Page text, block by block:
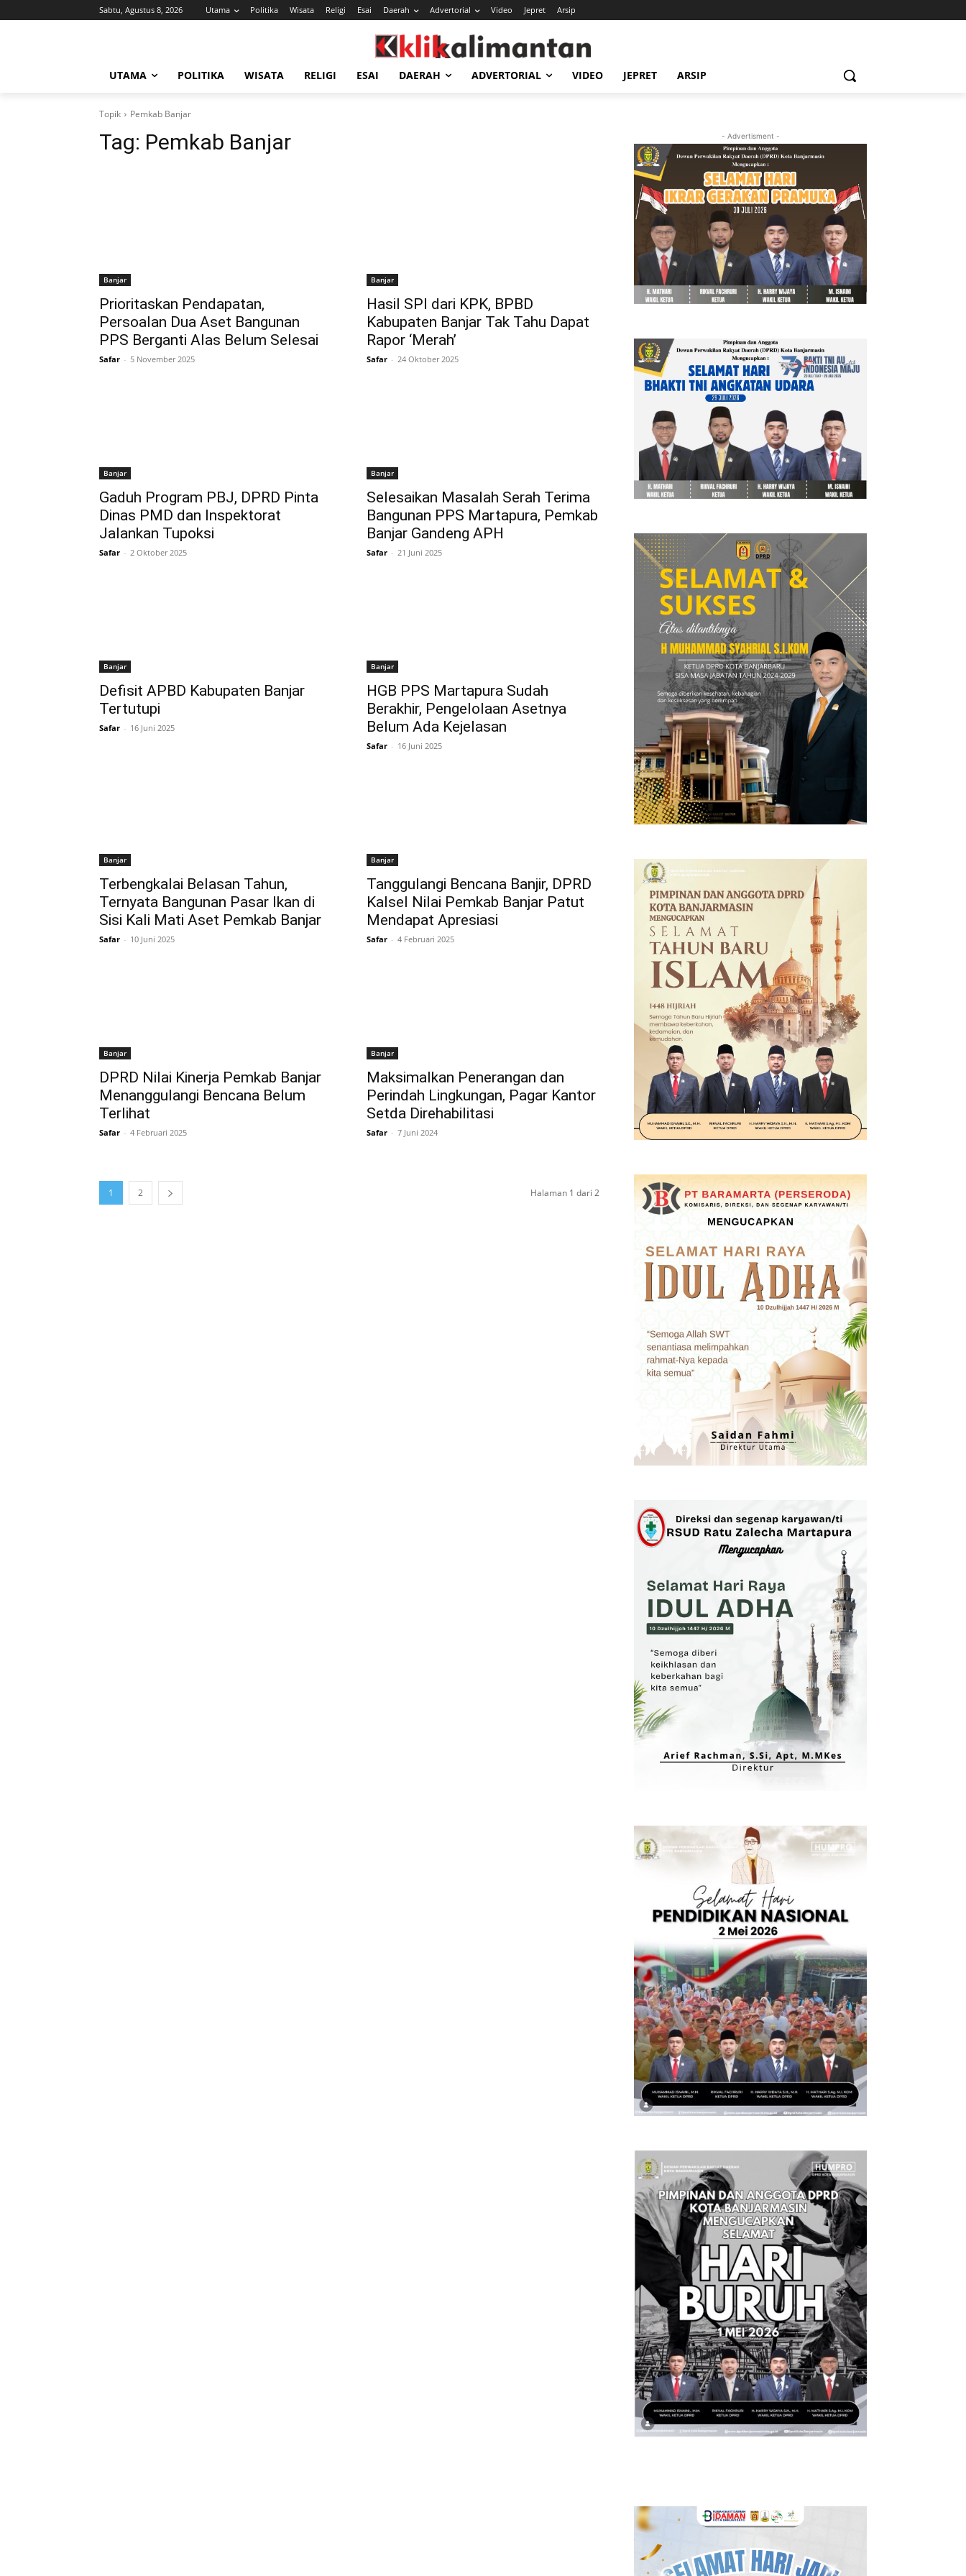
Sabtu, Agustus 8, 2026 Utama Politika Wisata Religi Esai Daerah Advertorial Video Jepret Arsip
UTAMA POLITIKA WISATA RELIGI ESAI DAERAH ADVERTORIAL VIDEO JEPRET ARSIP
Topik Pemkab Banjar
Tag: Pemkab Banjar
Banjar
Prioritaskan Pendapatan,
Persoalan Dua Aset Bangunan
PPS Berganti Alas Belum Selesai
Safar - 5 November 2025
Banjar
Hasil SPI dari KPK, BPBD
Kabupaten Banjar Tak Tahu Dapat
Rapor ‘Merah’
Safar - 24 Oktober 2025
Banjar
Gaduh Program PBJ, DPRD Pinta
Dinas PMD dan Inspektorat
Jalankan Tupoksi
Safar - 2 Oktober 2025
Banjar
Selesaikan Masalah Serah Terima
Bangunan PPS Martapura, Pemkab
Banjar Gandeng APH
Safar - 21 Juni 2025
Banjar
Defisit APBD Kabupaten Banjar
Tertutupi
Safar - 16 Juni 2025
Banjar
HGB PPS Martapura Sudah
Berakhir, Pengelolaan Asetnya
Belum Ada Kejelasan
Safar - 16 Juni 2025
Banjar
Terbengkalai Belasan Tahun,
Ternyata Bangunan Pasar Ikan di
Sisi Kali Mati Aset Pemkab Banjar
Safar - 10 Juni 2025
Banjar
Tanggulangi Bencana Banjir, DPRD
Kalsel Nilai Pemkab Banjar Patut
Mendapat Apresiasi
Safar - 4 Februari 2025
Banjar
DPRD Nilai Kinerja Pemkab Banjar
Menanggulangi Bencana Belum
Terlihat
Safar - 4 Februari 2025
Banjar
Maksimalkan Penerangan dan
Perindah Lingkungan, Pagar Kantor
Setda Direhabilitasi
Safar - 7 Juni 2024
1 2 Halaman 1 dari 2
- Advertisment -